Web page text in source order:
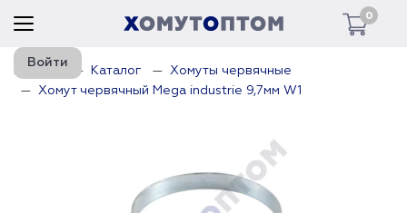
0
Войти
Главная Каталог
Хомуты червячные
Хомут червячный Mega industrie 9,7мм W1